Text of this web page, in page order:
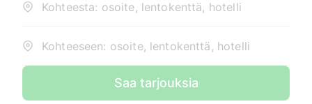
Kohteesta: osoite, lentokenttä, hotelli
Kohteeseen: osoite, lentokenttä, hotelli
Saa tarjouksia